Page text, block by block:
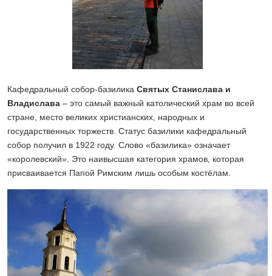
Кафедральный собор-базилика Святых Станислава и
Владислава – это самый важный католический храм во всей
стране, место великих христианских, народных и
государственных торжеств. Статус базилики кафедральный
собор получил в 1922 году. Слово «базилика» означает
«королевский». Это наивысшая категория храмов, которая
присваивается Папой Римским лишь особым костёлам.